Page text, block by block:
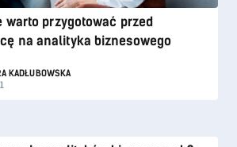
warto przygotować przed
na analityka biznesowego
KADŁUBOWSKA